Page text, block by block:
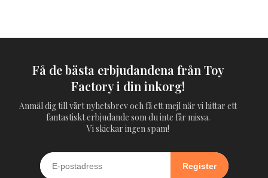
Få de bästa erbjudandena från Toy
Factory i din inkorg!
Anmäl dig till vårt nyhetsbrev och få ett mejl när vi hittar ett
fantastiskt erbjudande som du inte får missa.
Vi skickar ingen spam!
Register